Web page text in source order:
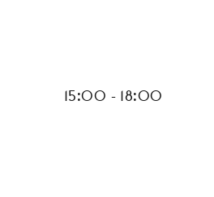
15:00 - 18:00